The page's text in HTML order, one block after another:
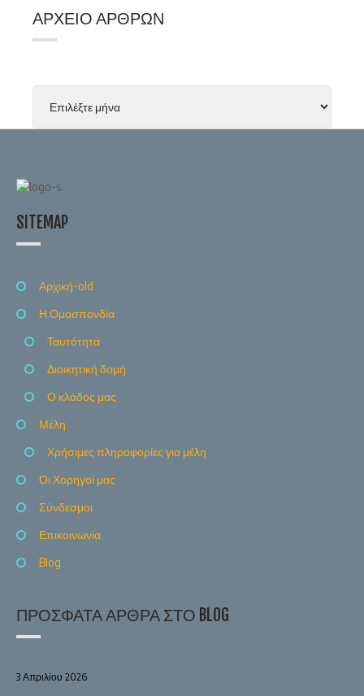
ΑΡΧΕΊΟ ΆΡΘΡΩΝ
SITEMAP
Αρχική-old
Η Ομοσπονδία
Ταυτότητα
Διοικητική δομή
Ο κλάδος μας
Μέλη
Χρήσιμες πληροφορίες για μέλη
Οι Χορηγοί μας
Σύνδεσμοι
Επικοινωνία
Blog
ΠΡΌΣΦΑΤΑ ΆΡΘΡΑ ΣΤΟ BLOG
3 Απριλίου 2026